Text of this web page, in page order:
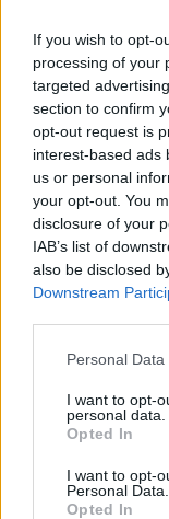
If you wish to opt-
processing of your
targeted
section to confirm
opt-out request is
interest-based ads
us or personal
your opt-out. You
disclosure of your
IAB’s list of
also be disclosed
Downstream
Please note that
not limited to your
grant or deny
use your data for
consent section.
Personal
I want to opt-
personal data.
Opted In
I want to opt-
Personal Data.
Opted In